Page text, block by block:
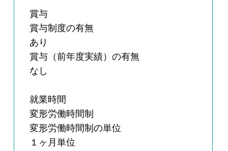
賞与
賞与制度の有無
あり
賞与（前年度実績）の有無
なし
就業時間
変形労働時間制
変形労働時間制の単位
１ヶ月単位